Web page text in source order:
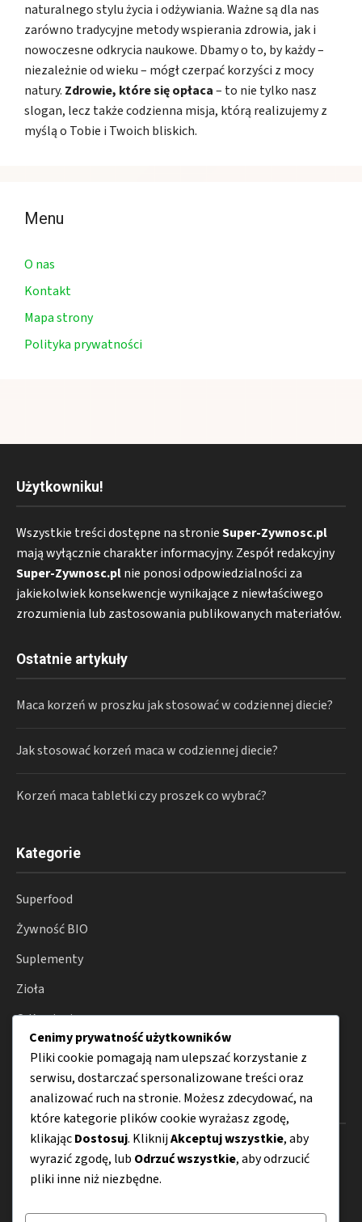
naturalnego stylu życia i odżywiania. Ważne są dla nas
zarówno tradycyjne metody wspierania zdrowia, jak i
nowoczesne odkrycia naukowe. Dbamy o to, by każdy –
niezależnie od wieku – mógł czerpać korzyści z mocy
natury. Zdrowie, które się opłaca– to nie tylko nasz
slogan, lecz także codzienna misja, którą realizujemy z
myślą o Tobie i Twoich bliskich.
Menu
O nas
Kontakt
Mapa strony
Polityka prywatności
Użytkowniku!
Wszystkie treści dostępne na stronieSuper-Zywnosc.pl
mają wyłącznie charakter informacyjny. Zespół redakcyjny
Super-Zywnosc.plnie ponosi odpowiedzialności za
jakiekolwiek konsekwencje wynikające z niewłaściwego
zrozumienia lub zastosowania publikowanych materiałów.
Ostatnie artykuły
Maca korzeń w proszku jak stosować w codziennej diecie?
Jak stosować korzeń maca w codziennej diecie?
Korzeń maca tabletki czy proszek co wybrać?
Kategorie
Superfood
Żywność BIO
Suplementy
Zioła
Odżywianie
Porady
Menu
Kontakt
Mapa strony
Cenimy prywatność użytkowników
Pliki cookie pomagają nam ulepszać korzystanie z
serwisu, dostarczać spersonalizowane treści oraz
analizować ruch na stronie. Możesz zdecydować, na
które kategorie plików cookie wyrażasz zgodę,
klikającDostosuj. KliknijAkceptuj wszystkie, aby
wyrazić zgodę, lub Odrzuć wszystkie, aby odrzucić
pliki inne niż niezbędne.